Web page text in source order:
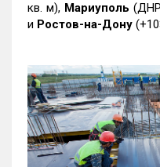
кв. м), Мариуполь
и Ростов-на-Дону